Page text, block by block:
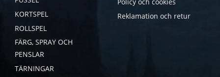
KORTSPEL
ROLLSPEL
FÄRG, SPRAY OCH
PENSLAR
TÄRNINGAR
Reklamation och retur